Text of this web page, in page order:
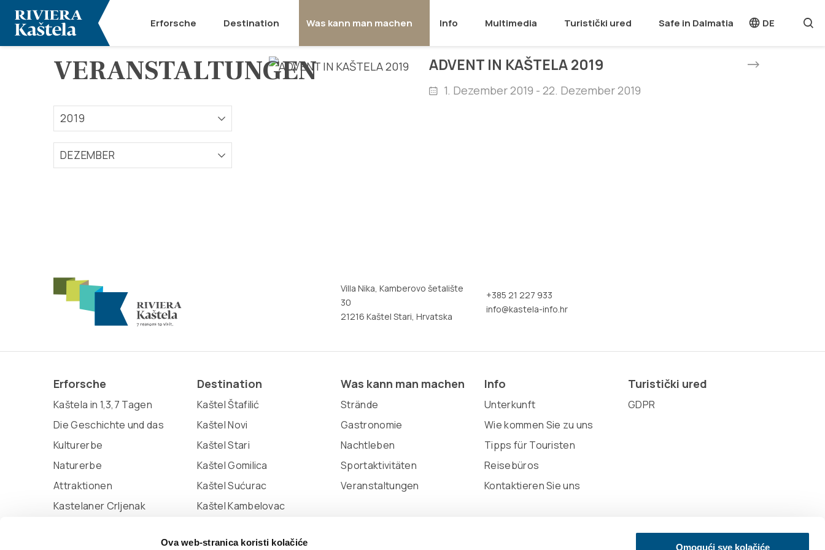
Ova web-stranica koristi kolačiće Omogući sve kolačiće
Erforsche Destination Was kann man machen Info Multimedia Turistički ured Safe in Dalmatia DE
VERANSTALTUNGEN
2019
DEZEMBER
ADVENT IN KAŠTELA 2019
1. Dezember 2019 - 22. Dezember 2019
Villa Nika, Kamberovo šetalište
30
21216 Kaštel Stari, Hrvatska
+385 21 227 933
info@kastela-info.hr
Erforsche
Kaštela in 1,3,7 Tagen
Die Geschichte und das
Kulturerbe
Naturerbe
Attraktionen
Kastelaner Crljenak
Destination
Kaštel Štafilić
Kaštel Novi
Kaštel Stari
Kaštel Gomilica
Kaštel Sućurac
Kaštel Kambelovac
Was kann man machen
Strände
Gastronomie
Nachtleben
Sportaktivitäten
Veranstaltungen
Info
Unterkunft
Wie kommen Sie zu uns
Tipps für Touristen
Reisebüros
Kontaktieren Sie uns
Turistički ured
GDPR